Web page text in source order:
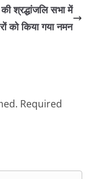
श्रद्धांजलि सभा में
को किया गया नमन
Required